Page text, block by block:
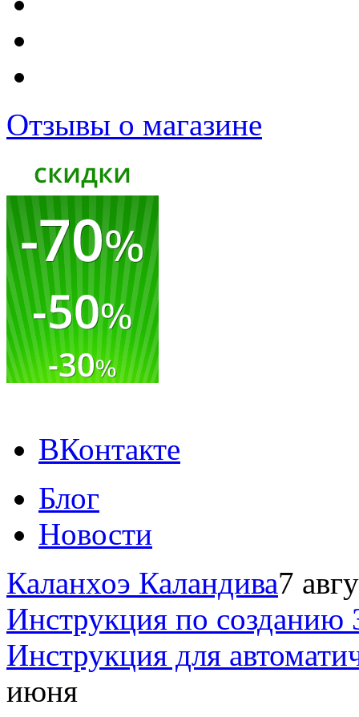
Отзывы о магазине
ВКонтакте
Блог
Новости
Каланхоэ Каландива7
Инструкция по созданию
Инструкция для
июня